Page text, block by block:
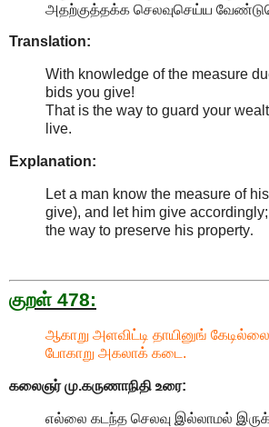
அதற்குத்தக்க செலவுசெய்ய
Translation:
With knowledge of the measure
bids you give!
That is the way to guard your
live.
Explanation:
Let a man know the measure of
give), and let him give
the way to preserve his property.
குறள் 478:
ஆகாறு அளவிட்டி தாயினுங் கேடில்லை
போகாறு அகலாக் கடை.
கலைஞர் மு.கருணாநிதி உரை:
எல்லை கடந்த செலவு இல்லாமல்